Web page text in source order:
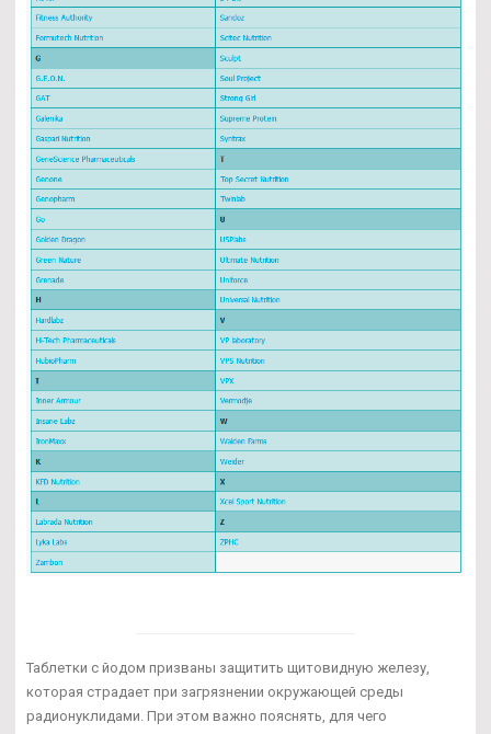
Таблетки с йодом призваны защитить щитовидную железу,
которая страдает при загрязнении окружающей среды
радионуклидами. При этом важно пояснять, для чего